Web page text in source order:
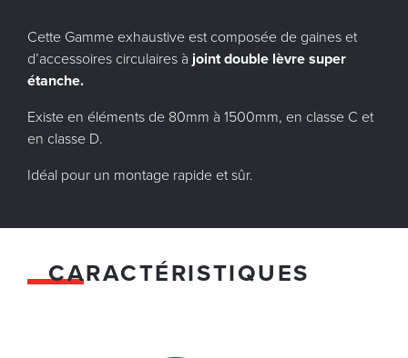
Cette Gamme exhaustive est composée de gaines et
d’accessoires circulaires à joint double lèvre super
étanche.
Existe en éléments de 80mm à 1500mm, en classe C et
en classe D.
Idéal pour un montage rapide et sûr.
CARACTÉRISTIQUES